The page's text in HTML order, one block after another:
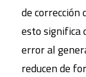
de corrección
esto significa
error al
reducen de